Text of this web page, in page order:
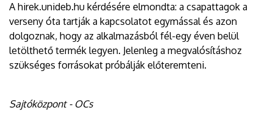
A hirek.unideb.hu kérdésére elmondta: a csapattagok a
verseny óta tartják a kapcsolatot egymással és azon
dolgoznak, hogy az alkalmazásból fél-egy éven belül
letölthető termék legyen. Jelenleg a megvalósításhoz
szükséges forrásokat próbálják előteremteni.
Sajtóközpont - OCs